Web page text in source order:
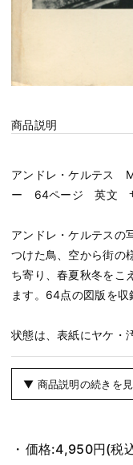
商品説明
アンドレ・ケルテス
ー 64ページ 英文
アンドレ・ケルテスの
つけた鳥、空から街の
ち寄り、春夏秋冬をこ
ます。64点の図版を収
状態は、表紙にヤケ・
▼ 商品説明の続きを
価格:4,950円(税